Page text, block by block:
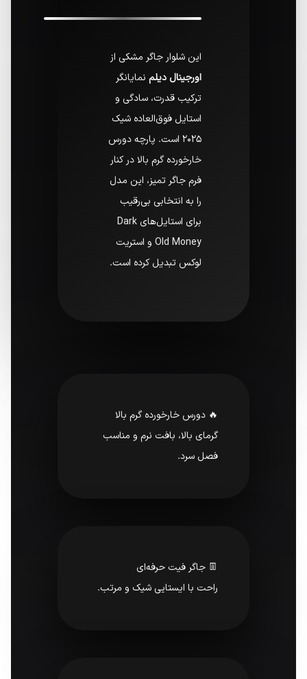
این شلوار جاگر مشکی از
اورجینال دیلم نمایانگر
ترکیب قدرت، سادگی و
استایل فوق‌العاده شیک
۲۰۲۵ است. پارچه دورس
خارخورده گرم بالا در کنار
فرم جاگر تمیز، این مدل
را به انتخابی بی‌رقیب
برای استایل‌های Dark
Old Money و استریت
لوکس تبدیل کرده است.
🔥 دورس خارخورده گرم بالا
گرمای بالا، بافت نرم و مناسب
فصل سرد.
👖 جاگر فیت حرفه‌ای
راحت با ایستایی شیک و مرتب.